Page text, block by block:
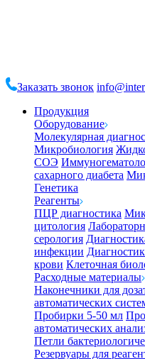
Заказать звонок
Продукция
Оборудование
Молекулярная
Микробиология
СОЭ
сахарного диабета
Генетика
Реагенты
ПЦР диагностика
цитология
серология
инфекции
крови Клеточная
Расходные материалы
Наконечники для
автоматических
Пробирки 5-50 мл
автоматических
Петли
Резервуары для